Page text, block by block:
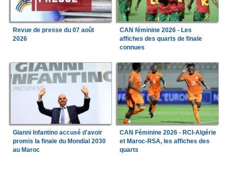
Revue de presse du 07 août
2026
CAN féminine 2026 - Les
affiches des quarts de finale
connues
Gianni Infantino accusé d'avoir
promis la finale du Mondial 2030
au Maroc
CAN Féminine 2026 - RCI-Algérie
et Maroc-RSA, les affiches des
quarts